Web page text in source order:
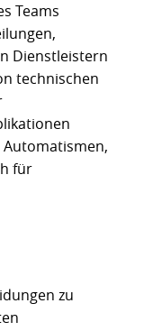
Teams
Dienstleistern
technischen
für
zu